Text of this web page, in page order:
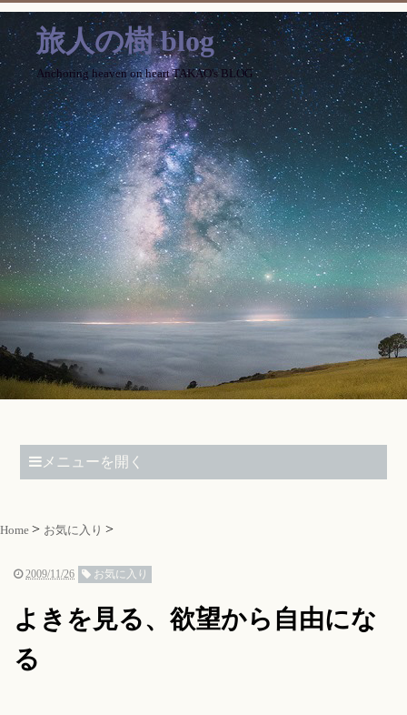
旅人の樹 blog
Anchoring heaven on heart TAKAO's BLOG
メニューを開く
Home お気に入り
2009/11/26 お気に入り
よきを見る、欲望から自由にな
る